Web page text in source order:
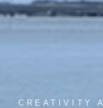
CREATIVITY